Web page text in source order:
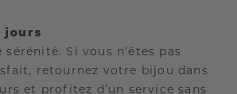
jours
Si vous n’êtes pas
retournez votre bijou dans
et profitez d’un service sans